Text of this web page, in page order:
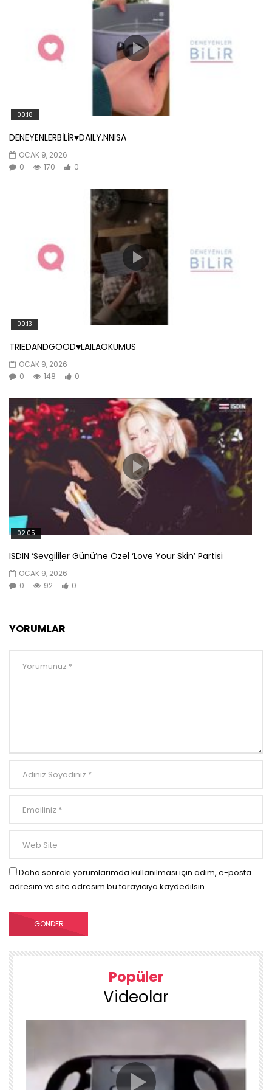
00:18
DENEYENLERBİLİR♥️DAILY.NNISA
OCAK 9, 2026
0
170 0
00:13
TRIEDANDGOOD♥️LAILAOKUMUS
OCAK 9, 2026
0
148 0
02:05
ISDIN ‘Sevgililer Günü’ne Özel ‘Love Your Skin’ Partisi
OCAK 9, 2026
0
92 0
YORUMLAR
Daha sonraki yorumlarımda kullanılması için adım, e-posta
adresim ve site adresim bu tarayıcıya kaydedilsin.
Popüler
Videolar